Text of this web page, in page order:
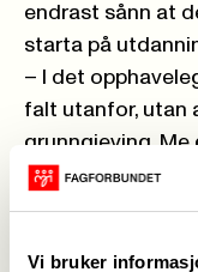
Vi bruker
endrast sånn at
starta på
– I det
falt utanfor, utan
grunngjeving.
dette var det
gjorde dei, seier